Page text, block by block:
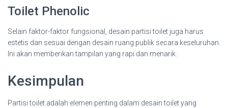
Toilet Phenolic
Selain faktor-faktor fungsional, desain partisi toilet juga harus
estetis dan sesuai dengan desain ruang publik secara keseluruhan.
Ini akan memberikan tampilan yang rapi dan menarik.
Kesimpulan
Partisi toilet adalah elemen penting dalam desain toilet yang